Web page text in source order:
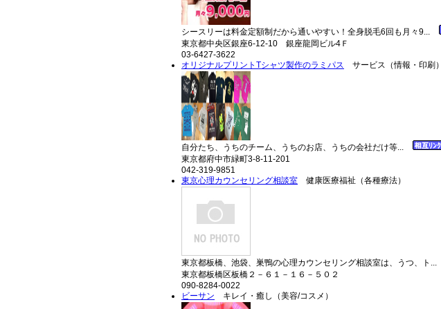
シースリーは料金定額制だから通いやすい！全身脱毛6回も月々9...
東京都中央区銀座6-12-10 銀座龍岡ビル4Ｆ
03-6427-3622
オリジナルプリントTシャツ製作のラミパス サービス（情報・印刷）
自分たち、うちのチーム、うちのお店、うちの会社だけ等...
東京都府中市緑町3-8-11-201
042-319-9851
東京心理カウンセリング相談室 健康医療福祉（各種療法）
東京都板橋、池袋、巣鴨の心理カウンセリング相談室は、うつ、ト...
東京都板橋区板橋２－６１－１６－５０２
090-8284-0022
ビーサン キレイ・癒し（美容/コスメ）